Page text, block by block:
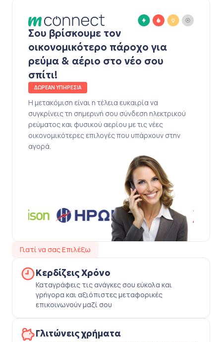
Σου βρίσκουμε τον
οικονομικότερο πάροχο για
ρεύμα & αέριο στο νέο σου
σπίτι!
ΔΩΡΕΑΝ ΥΠΗΡΕΣΙΑ
Η μετακόμιση είναι η τέλεια ευκαιρία να
συγκρίνεις τη σημερινή σου σύνδεση ηλεκτρικού
ρεύματος και φυσικού αερίου με τις νέες
οικονομικότερες επιλογές που υπάρχουν στην
αγορά.
Γιατί να σας Επιλέξω
Κερδίζεις Χρόνο
Καταγράφεις τις ανάγκες σου εύκολα και
γρήγορα και αξιόπιστες μεταφορικές
επικοινωνούν μαζί σου
Γλιτώνεις χρήματα